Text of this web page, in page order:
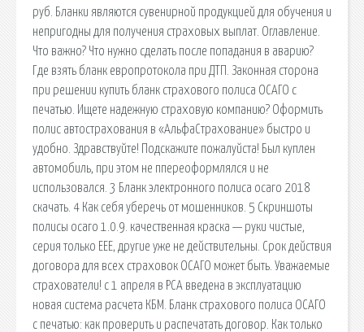
руб. Бланки являются сувенирной продукцией для обучения и
непригодны для получения страховых выплат. Оглавление.
Что важно? Что нужно сделать после попадания в аварию?
Где взять бланк европротокола при ДТП. Законная сторона
при решении купить бланк страхового полиса ОСАГО с
печатью. Ищете надежную страховую компанию? Оформить
полис автострахования в «АльфаСтрахование» быстро и
удобно. Здравствуйте! Подскажите пожалуйста! Был куплен
автомобиль, при этом не ппереоформлялся и не
использовался. 3 Бланк электронного полиса осаго 2018
скачать. 4 Как себя уберечь от мошенников. 5 Скриншоты
полисы осаго 1.0.9. качественная краска — руки чистые,
серия только ЕЕЕ, другие уже не действительны. Срок действия
договора для всех страховок ОСАГО может быть. Уважаемые
страхователи! c 1 апреля в РСА введена в эксплуатацию
новая система расчета КБМ. Бланк страхового полиса ОСАГО
с печатью: как проверить и распечатать договор. Как только